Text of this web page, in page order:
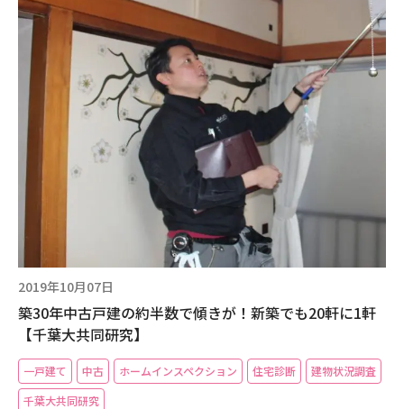
2019年10月07日
築30年中古戸建の約半数で傾きが！新築でも20軒に1軒
【千葉大共同研究】
一戸建て 中古 ホームインスペクション 住宅診断
建物状況調査
千葉大共同研究